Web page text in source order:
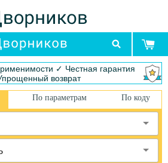
✓ Честная гарантия
возврат
По параметрам По коду